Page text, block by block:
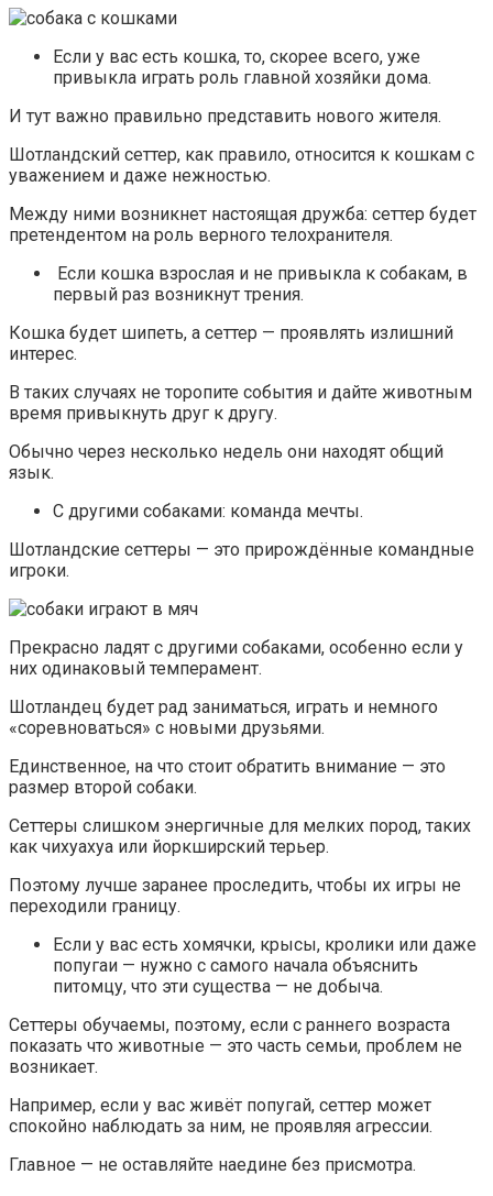
Если у вас есть кошка, то, скорее всего, уже
привыкла играть роль главной хозяйки дома.
И тут важно правильно представить нового жителя.
Шотландский сеттер, как правило, относится к кошкам с
уважением и даже нежностью.
Между ними возникнет настоящая дружба: сеттер будет
претендентом на роль верного телохранителя.
Если кошка взрослая и не привыкла к собакам, в
первый раз возникнут трения.
Кошка будет шипеть, а сеттер — проявлять излишний
интерес.
В таких случаях не торопите события и дайте животным
время привыкнуть друг к другу.
Обычно через несколько недель они находят общий
язык.
С другими собаками: команда мечты.
Шотландские сеттеры — это прирождённые командные
игроки.
Прекрасно ладят с другими собаками, особенно если у
них одинаковый темперамент.
Шотландец будет рад заниматься, играть и немного
«соревноваться» с новыми друзьями.
Единственное, на что стоит обратить внимание — это
размер второй собаки.
Сеттеры слишком энергичные для мелких пород, таких
как чихуахуа или йоркширский терьер.
Поэтому лучше заранее проследить, чтобы их игры не
переходили границу.
Если у вас есть хомячки, крысы, кролики или даже
попугаи — нужно с самого начала объяснить
питомцу, что эти существа — не добыча.
Сеттеры обучаемы, поэтому, если с раннего возраста
показать что животные — это часть семьи, проблем не
возникает.
Например, если у вас живёт попугай, сеттер может
спокойно наблюдать за ним, не проявляя агрессии.
Главное — не оставляйте наедине без присмотра.